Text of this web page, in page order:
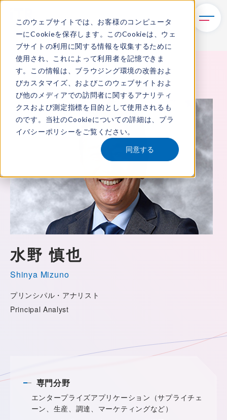
このウェブサイトでは、お客様のコンピュータ
ーにCookieを保存します。このCookieは、ウェ
ブサイトの利用に関する情報を収集するために
使用され、これによって利用者を記憶できま
す。この情報は、ブラウジング環境の改善およ
びカスタマイズ、およびこのウェブサイトおよ
び他のメディアでの訪問者に関するアナリティ
クスおよび測定指標を目的として使用されるも
のです。当社のCookieについての詳細は、 プラ
イバシーポリシーをご覧ください。
同意する
TOP ITRについて 所属アナリスト 水野 慎也
水野 慎也
Shinya Mizuno
プリンシパル・アナリスト
Principal Analyst
専門分野
エンタープライズアプリケーション（サプライチェ
ーン、生産、調達、マーケティングなど）